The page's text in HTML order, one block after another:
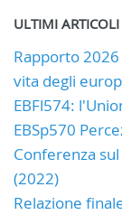
ULTIMI ARTICOLI
Rapporto
vita degli
EBFl574:
EBSp570
Conferenza
(2022)
Relazione